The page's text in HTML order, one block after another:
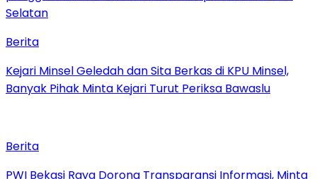
Berita
Kejari Minsel Geledah dan Sita Berkas di KPU Minsel,
Banyak Pihak Minta Kejari Turut Periksa Bawaslu
Berita
PWI Bekasi Raya Dorong Transparansi Informasi, Minta